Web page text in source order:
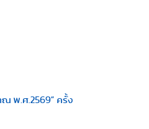
ณ พ.ศ.2569” ครั้ง